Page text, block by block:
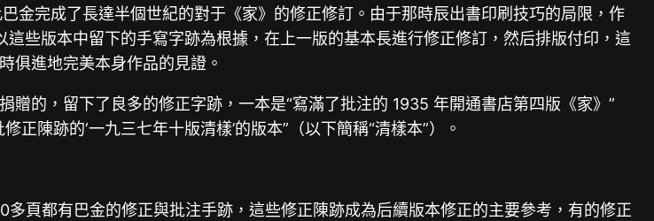
金完成了長達半個世紀的對于《家》的修正修訂。由于那時辰出書印刷技巧的局限，作
些版本中留下的手寫字跡為根據，在上一版的基本長進行修正修訂，然后排版付印，這
俱進地完美本身作品的見證。
贈的，留下了良多的修正字跡，一本是“寫滿了批注的 1935 年開通書店第四版《家》”
正陳跡的‘一九三七年十版清樣’的版本”（以下簡稱“清樣本”）。
頁都有巴金的修正與批注手跡，這些修正陳跡成為后續版本修正的主要參考，有的修正